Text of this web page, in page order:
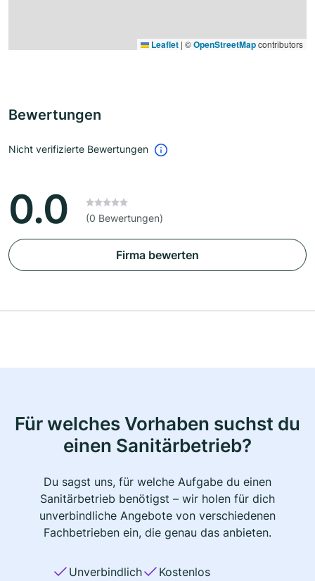
Leaflet | ©OpenStreetMapcontributors
Bewertungen
Nicht verifizierte Bewertungen
0.0 (0 Bewertungen)
Firma bewerten
Für welches Vorhaben suchst du
einen Sanitärbetrieb?
Du sagst uns, für welche Aufgabe du einen
Sanitärbetrieb benötigst – wir holen für dich
unverbindliche Angebote von verschiedenen
Fachbetrieben ein, die genau das anbieten.
Unverbindlich
Kostenlos